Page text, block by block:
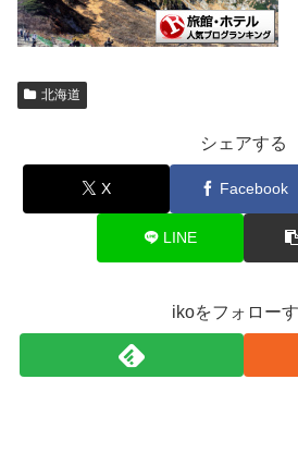
北海道
シェアする
X Facebook
LINE
ikoをフォロー